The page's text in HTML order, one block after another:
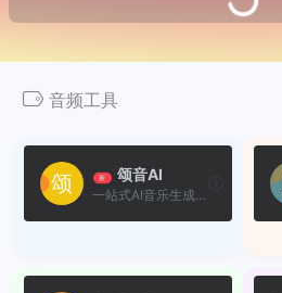
音频工具
新 颂音AI
一站式AI音乐生成器平台，支...